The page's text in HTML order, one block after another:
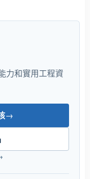
力和實用工程資
→